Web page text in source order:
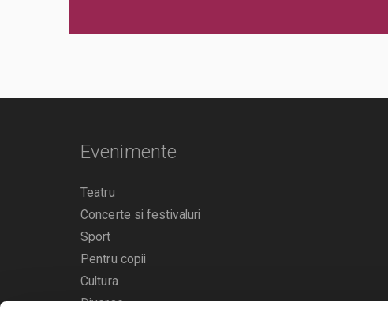
Evenimente
Teatru
Concerte si festivaluri
Sport
Pentru copii
Cultura
Diverse